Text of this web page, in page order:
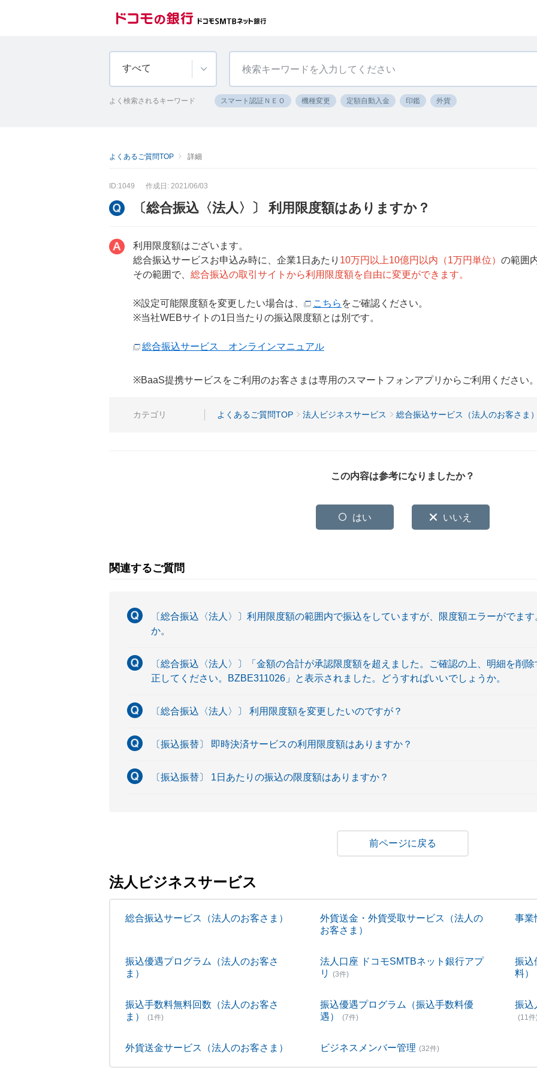
すべて
よく検索されるキーワード スマート認証ＮＥＯ 機種変更 定額自動入金 印鑑 外貨
よくあるご質問TOP 詳細
ID:1049 作成日: 2021/06/03
〔総合振込〈法人〉〕 利用限度額はありますか？
利用限度額はございます。
総合振込サービスお申込み時に、企業1日あたり 10万円以上10億円以内（1万円単位） の範囲
その範囲で、 総合振込の取引サイトから利用限度額を自由に変更ができます。
※設定可能限度額を変更したい場合は、 こちら をご確認ください。
※当社WEBサイトの1日当たりの振込限度額とは別です。
総合振込サービス オンラインマニュアル
※BaaS提携サービスをご利用のお客さまは専用のスマートフォンアプリからご利用ください。
カテゴリ よくあるご質問TOP 法人ビジネスサービス 総合振込サービス（法人のお客さま）
この内容は参考になりましたか？
はい いいえ
関連するご質問
〔総合振込〈法人〉〕利用限度額の範囲内で振込をしていますが、限度額エラーがでま
か。
〔総合振込〈法人〉〕「金額の合計が承認限度額を超えました。ご確認の上、明細を削
正してください。BZBE311026」と表示されました。どうすればいいでしょうか。
〔総合振込〈法人〉〕 利用限度額を変更したいのですが？
〔振込振替〕 即時決済サービスの利用限度額はありますか？
〔振込振替〕 1日あたりの振込の限度額はありますか？
戻る
法人ビジネスサービス
総合振込サービス（法人のお客さま）
外貨送金・外貨受取サービス（法人の
お客さま）
事業
振込優遇プログラム（法人のお客さ
ま）
法人口座 ドコモSMTBネット銀行アプ
リ
(3件)
振込
料）
振込手数料無料回数（法人のお客さ
ま）
(1件)
振込優遇プログラム（振込手数料優
遇）
(7件)
振込
(11件
外貨送金サービス（法人のお客さま） ビジネスメンバー管理 (32件)